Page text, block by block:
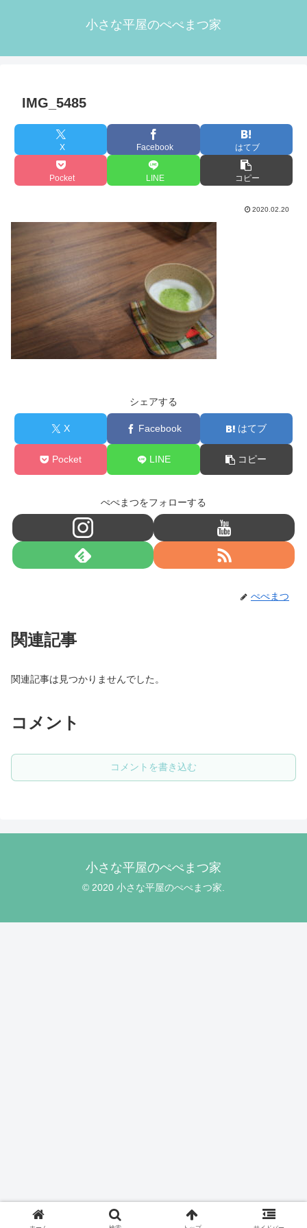
小さな平屋のぺぺまつ家
IMG_5485
X Facebook はてブ
Pocket LINE コピー
2020.02.20
シェアする
X Facebook はてブ
Pocket LINE コピー
ぺぺまつをフォローする
ぺぺまつ
関連記事
関連記事は見つかりませんでした。
コメント
コメントを書き込む
小さな平屋のぺぺまつ家
© 2020 小さな平屋のぺぺまつ家.